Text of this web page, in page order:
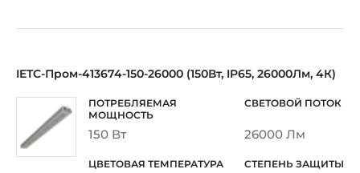
IETC-Пром-413674-150-26000 (150Вт, IP65, 26000Лм, 4К)
150 Вт 26000 Лм